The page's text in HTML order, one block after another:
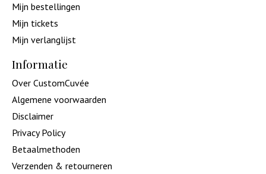
Mijn bestellingen
Mijn tickets
Mijn verlanglijst
Informatie
Over CustomCuvée
Algemene voorwaarden
Disclaimer
Privacy Policy
Betaalmethoden
Verzenden & retourneren